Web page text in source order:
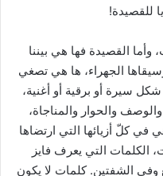
للقصيدة!
وأما القصيدة فها هي بيننا
الجهراء، ها هي تصغي
سيرة أو برقية أو أغنية،
والحوار والمناجاة،
كلّ أزيائها التي ارتضاها
الكلمات التي يعرف فايز
الشفتين. كلمات لا يكون